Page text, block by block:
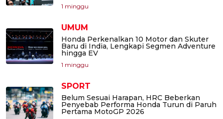
1 minggu
UMUM
Honda Perkenalkan 10 Motor dan Skuter
Baru di India, Lengkapi Segmen Adventure
hingga EV
1 minggu
SPORT
Belum Sesuai Harapan, HRC Beberkan
Penyebab Performa Honda Turun di Paruh
Pertama MotoGP 2026